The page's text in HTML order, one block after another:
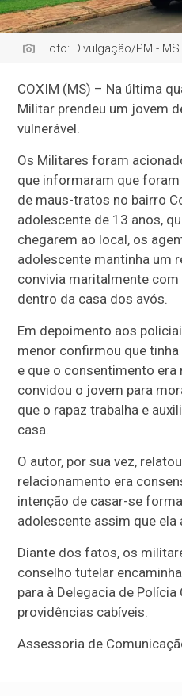
Foto: Divulgação/PM - MS
COXIM (MS) – Na última
Militar prendeu um jovem
vulnerável.
Os Militares foram
que informaram que
de maus-tratos no bairro
adolescente de 13 anos,
chegarem ao local, os
adolescente mantinha um
convivia maritalmente
dentro da casa dos avós.
Em depoimento aos
menor confirmou que
e que o consentimento
convidou o jovem para
que o rapaz trabalha e
casa.
O autor, por sua vez,
relacionamento era
intenção de casar-se
adolescente assim que
Diante dos fatos, os
conselho tutelar
para à Delegacia de Polícia
providências cabíveis.
Assessoria de